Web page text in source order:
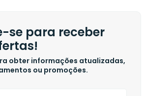
se para receber
obter informações atualizadas,
ou promoções.